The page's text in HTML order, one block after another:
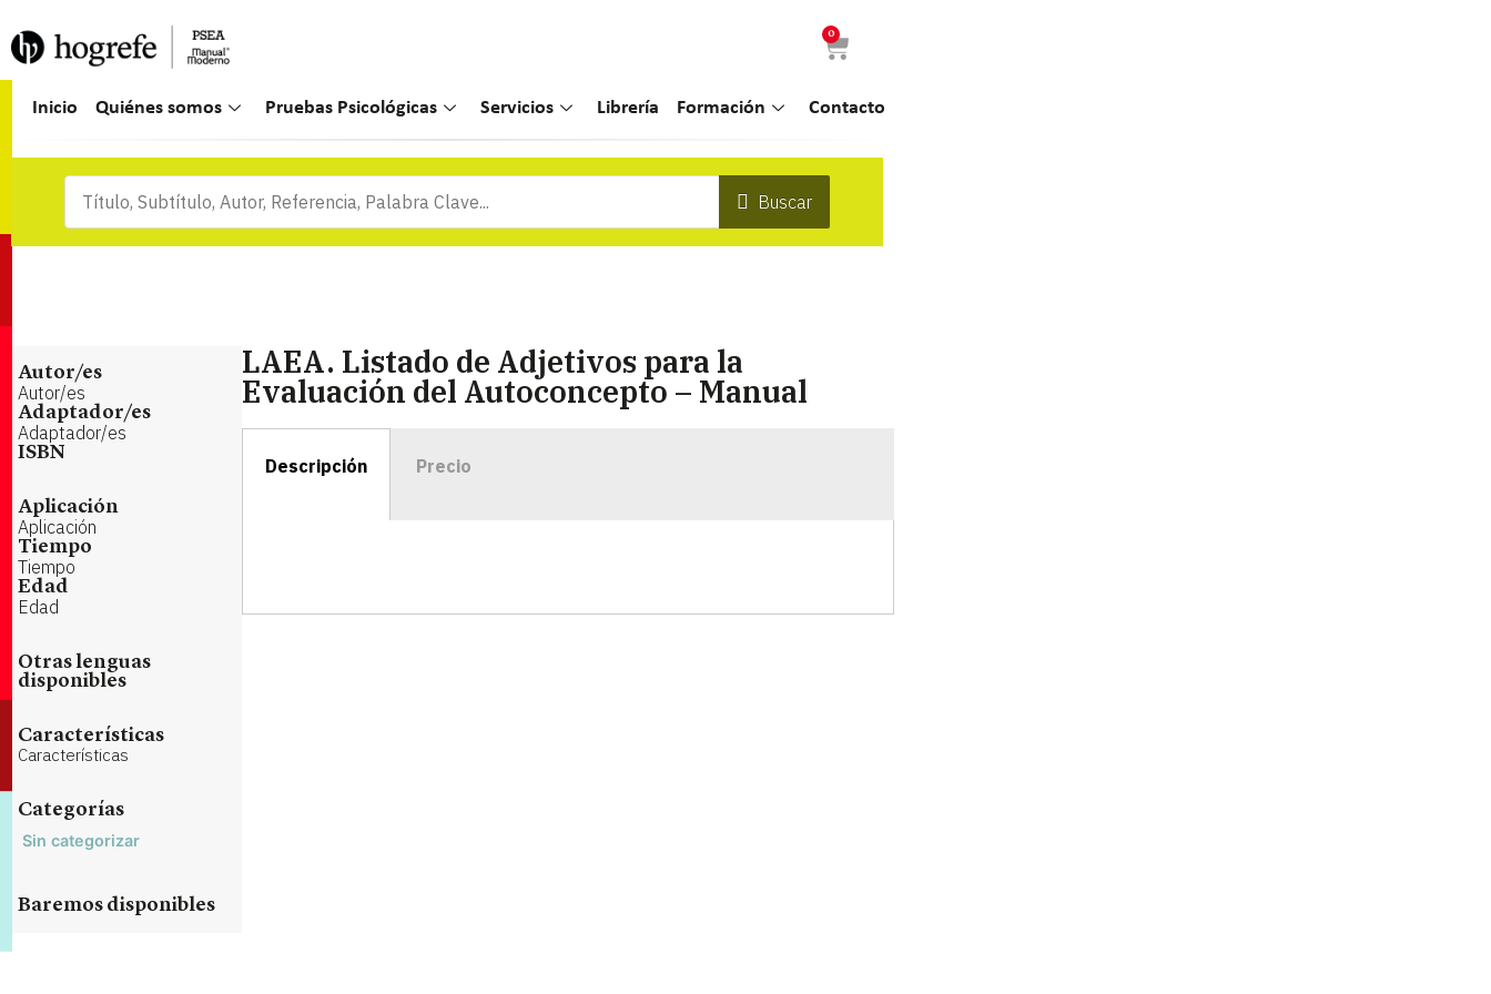
0
Inicio Quiénes somos Pruebas Psicológicas Servicios Librería Formación Contacto
Buscar
Autor/es
Autor/es
Adaptador/es
Adaptador/es
ISBN
Aplicación
Aplicación
Tiempo
Tiempo
Edad
Edad
Otras lenguas
disponibles
Características
Características
Categorías
Sin categorizar
Baremos disponibles
LAEA. Listado de Adjetivos para la
Evaluación del Autoconcepto – Manual
Descripción Precio